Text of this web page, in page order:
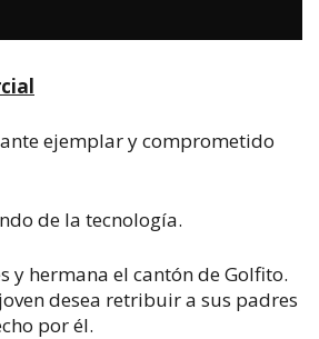
ejemplar y comprometido
de la tecnología.
y hermana el cantón de Golfito.
desea retribuir a sus padres
por él.